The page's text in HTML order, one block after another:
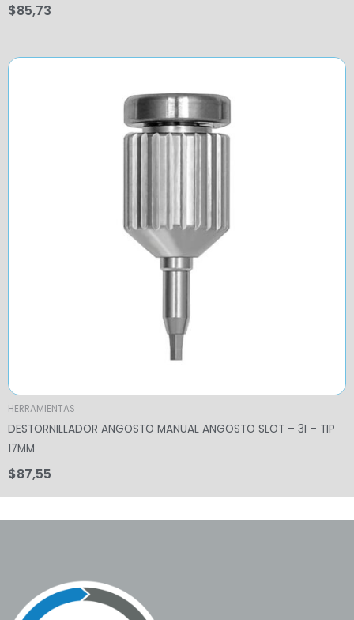
$85,73
HERRAMIENTAS
DESTORNILLADOR ANGOSTO MANUAL ANGOSTO SLOT – 3I – TIP
17MM
$87,55